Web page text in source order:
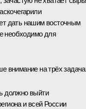
дать нашим восточным
необходимо для
внимание на трёх
должно выйти
и всей России